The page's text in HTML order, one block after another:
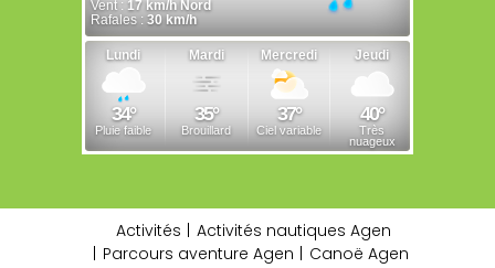
Activités
Activités nautiques Agen
Parcours aventure Agen
Canoë Agen